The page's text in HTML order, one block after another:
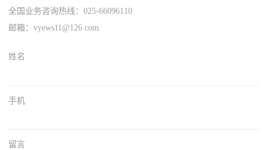
全国业务咨询热线：025-66096110
邮箱：vyews11@126.com
姓名
手机
留言